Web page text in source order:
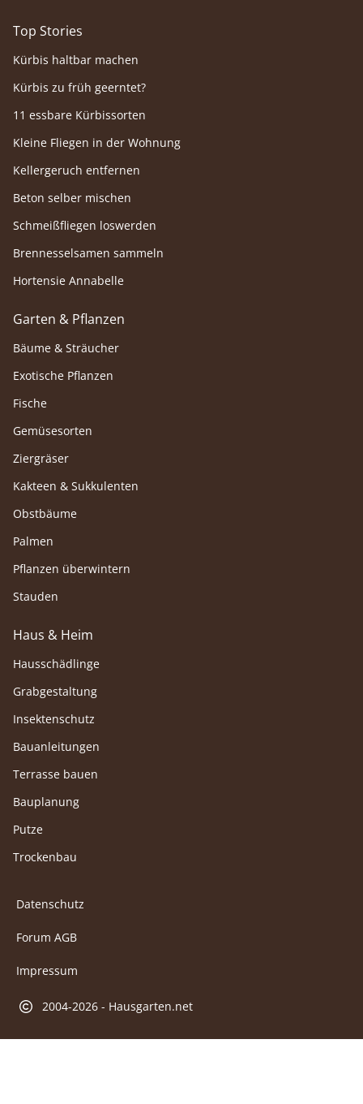
Top Stories
Kürbis haltbar machen
Kürbis zu früh geerntet?
11 essbare Kürbissorten
Kleine Fliegen in der Wohnung
Kellergeruch entfernen
Beton selber mischen
Schmeißfliegen loswerden
Brennesselsamen sammeln
Hortensie Annabelle
Garten & Pflanzen
Bäume & Sträucher
Exotische Pflanzen
Fische
Gemüsesorten
Ziergräser
Kakteen & Sukkulenten
Obstbäume
Palmen
Pflanzen überwintern
Stauden
Haus & Heim
Hausschädlinge
Grabgestaltung
Insektenschutz
Bauanleitungen
Terrasse bauen
Bauplanung
Putze
Trockenbau
Datenschutz
Forum AGB
Impressum
2004-2026 - Hausgarten.net